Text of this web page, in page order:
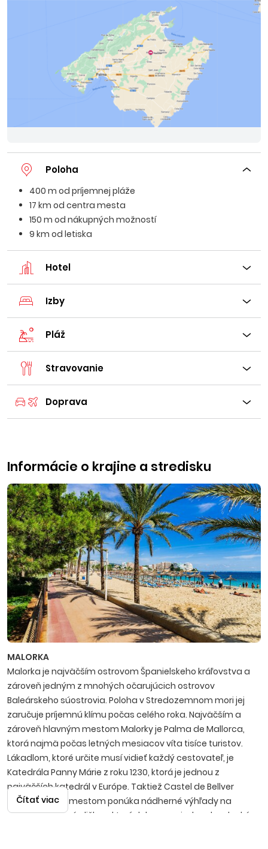
Poloha
400 m od príjemnej pláže
17 km od centra mesta
150 m od nákupných možností
9 km od letiska
Hotel
Izby
Pláž
Stravovanie
Doprava
Informácie o krajine a stredisku
MALORKA
Malorka je najväčším ostrovom Španielskeho kráľovstva a
zároveň jedným z mnohých očarujúcich ostrovov
Baleárskeho súostrovia. Poloha v Stredozemnom mori jej
zaručuje príjemnú klímu počas celého roka. Najväčším a
zároveň hlavným mestom Malorky je Palma de Mallorca,
ktorá najmä počas letných mesiacov víta tisíce turistov.
Lákadlom, ktoré určite musí vidieť každý cestovateľ, je
Katedrála Panny Márie z roku 1230, ktorá je jednou z
najväčších katedrál v Európe. Taktiež Castel de Bellver
týčiaci sa nad mestom ponúka nádherné výhľady na
zelené, malebné uličky, v ktorých by sa nejeden dovolenkár
Čítať viac